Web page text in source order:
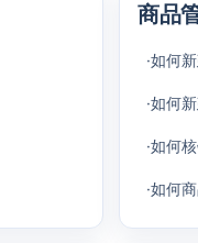
商品
·如何
·如何
·如何
·如何